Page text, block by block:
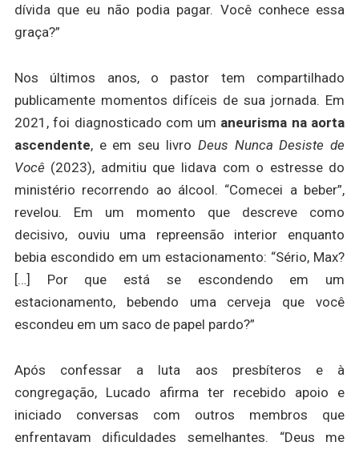
dívida que eu não podia pagar. Você conhece essa
graça?”
Nos últimos anos, o pastor tem compartilhado
publicamente momentos difíceis de sua jornada. Em
2021, foi diagnosticado com um aneurisma na aorta
ascendente, e em seu livro Deus Nunca Desiste de
Você (2023), admitiu que lidava com o estresse do
ministério recorrendo ao álcool. “Comecei a beber”,
revelou. Em um momento que descreve como
decisivo, ouviu uma repreensão interior enquanto
bebia escondido em um estacionamento: “Sério, Max?
[…] Por que está se escondendo em um
estacionamento, bebendo uma cerveja que você
escondeu em um saco de papel pardo?”
Após confessar a luta aos presbíteros e à
congregação, Lucado afirma ter recebido apoio e
iniciado conversas com outros membros que
enfrentavam dificuldades semelhantes. “Deus me